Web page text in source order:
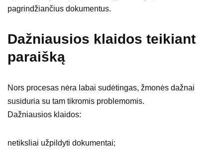
pagrindžiančius dokumentus.
Dažniausios klaidos teikiant
paraišką
Nors procesas nėra labai sudėtingas, žmonės dažnai
susiduria su tam tikromis problemomis.
Dažniausios klaidos:
netiksliai užpildyti dokumentai;